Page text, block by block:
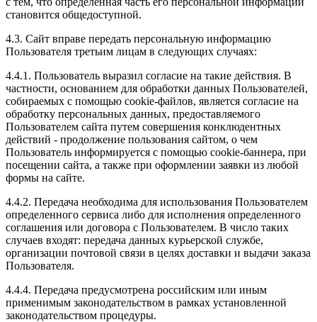
становится общедоступной.
4.3. Сайт вправе передать персональную информацию
Пользователя третьим лицам в следующих случаях:
4.4.1. Пользователь выразил согласие на такие действия. В
частности, основанием для обработки данных Пользователей,
собираемых с помощью cookie-файлов, является согласие на
обработку персональных данных, предоставляемого
Пользователем сайта путем совершения конклюдентных
действий - продолжение пользования сайтом, о чем
Пользователь информируется с помощью cookie-баннера, при
посещении сайта, а также при оформлении заявки из любой
формы на сайте.
4.4.2. Передача необходима для использования Пользователем
определенного сервиса либо для исполнения определенного
соглашения или договора с Пользователем. В число таких
случаев входят: передача данных курьерской службе,
организации почтовой связи в целях доставки и выдачи заказа
Пользователя.
4.4.4. Передача предусмотрена российским или иным
применимым законодательством в рамках установленной
законодательством процедуры.